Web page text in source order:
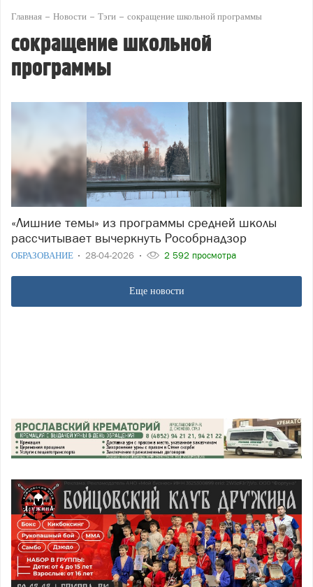
Главная Новости Тэги сокращение школьной программы
сокращение школьной
программы
«Лишние темы» из программы средней школы
рассчитывает вычеркнуть Рособрнадзор
ОБРАЗОВАНИЕ 28-04-2026 2 592 просмотра
Еще новости